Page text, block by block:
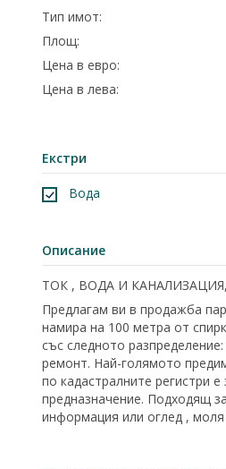
Тип имот:
Площ:
Цена в евро:
Цена в лева:
Екстри
Вода
Описание
ТОК , ВОДА И
Предлагам ви в продажба
намира на 100 метра от
със следното
ремонт. Най-голямото
по кадастралните регистри
предназначение. Подходящ
информация или оглед ,